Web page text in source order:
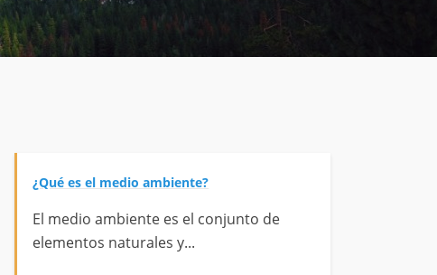
¿Qué es el medio ambiente?
El medio ambiente es el conjunto de
elementos naturales y...